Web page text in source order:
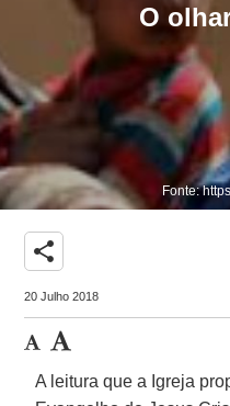
O
Fonte:
share
20 Julho 2018
A leitura que a Igreja